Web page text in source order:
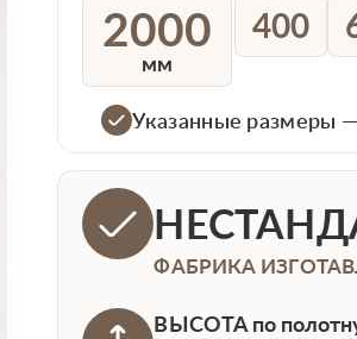
2000
мм
400
Указанные размеры
ФАБРИКА
ВЫСОТА по